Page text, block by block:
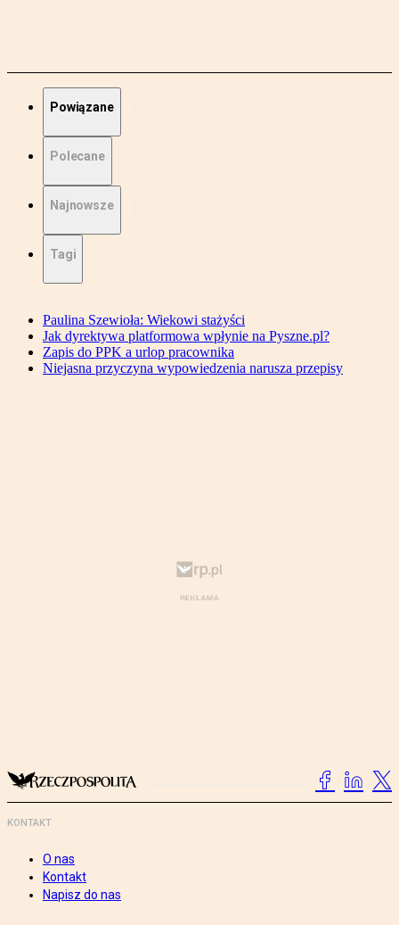
Powiązane
Polecane
Najnowsze
Tagi
Paulina Szewioła: Wiekowi stażyści
Jak dyrektywa platformowa wpłynie na Pyszne.pl?
Zapis do PPK a urlop pracownika
Niejasna przyczyna wypowiedzenia narusza przepisy
KONTAKT
O nas
Kontakt
Napisz do nas